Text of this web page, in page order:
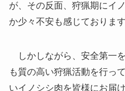
が、その反面、狩猟期にイ
か少々不安も感じております
しかしながら、安全第一
も質の高い狩猟活動を行っ
いイノシシ肉を皆様にお届